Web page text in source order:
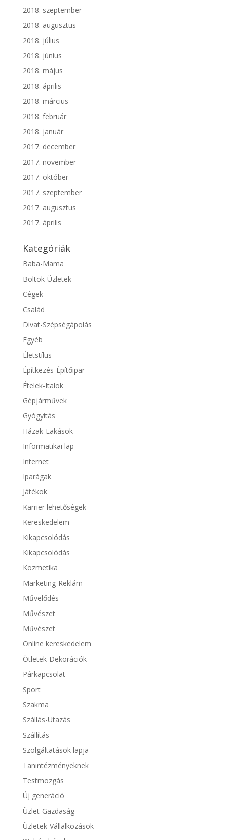
2018. szeptember
2018. augusztus
2018. július
2018. június
2018. május
2018. április
2018. március
2018. február
2018. január
2017. december
2017. november
2017. október
2017. szeptember
2017. augusztus
2017. április
Kategóriák
Baba-Mama
Boltok-Üzletek
Cégek
Család
Divat-Szépségápolás
Egyéb
Életstílus
Építkezés-Építőipar
Ételek-Italok
Gépjárművek
Gyógyítás
Házak-Lakások
Informatikai lap
Internet
Iparágak
Játékok
Karrier lehetőségek
Kereskedelem
Kikapcsolódás
Kikapcsolódás
Kozmetika
Marketing-Reklám
Művelődés
Művészet
Művészet
Online kereskedelem
Ötletek-Dekorációk
Párkapcsolat
Sport
Szakma
Szállás-Utazás
Szállítás
Szolgáltatások lapja
Tanintézményeknek
Testmozgás
Új generáció
Üzlet-Gazdaság
Üzletek-Vállalkozások